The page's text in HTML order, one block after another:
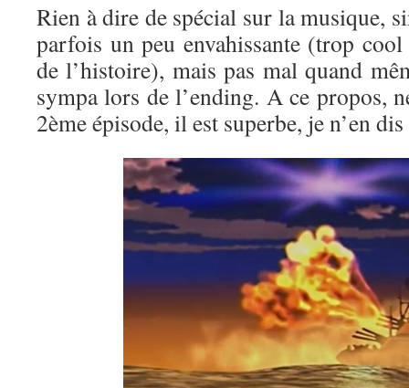
Rien à dire de spécial sur la musique,
parfois un peu envahissante (trop
de l’histoire), mais pas mal quand
sympa lors de l’ending. A ce propos,
2ème épisode, il est superbe, je n’en